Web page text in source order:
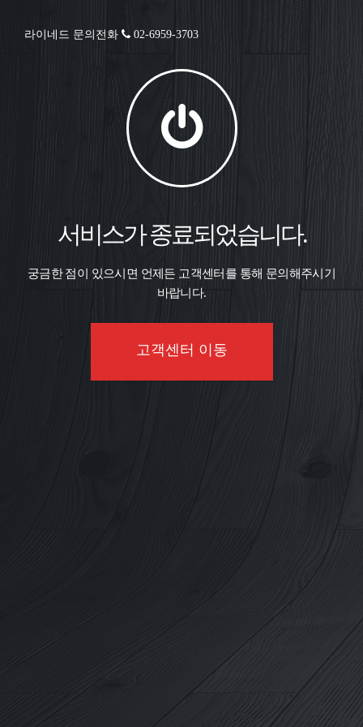
라이네드 문의전화 02-6959-3703
서비스가 종료되었습니다.
궁금한 점이 있으시면 언제든 고객센터를 통해 문의해주시기
바랍니다.
고객센터 이동